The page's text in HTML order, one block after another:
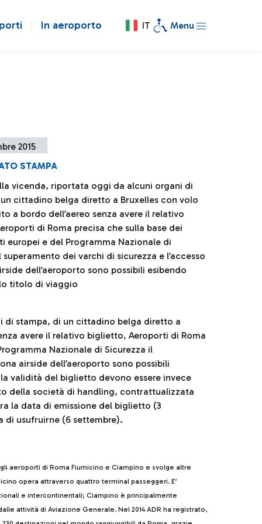
In aeroporto IT Menu
2015
STAMPA
vicenda, riportata oggi da alcuni organi di
cittadino belga diretto a Bruxelles con volo
a bordo dell’aereo senza avere il relativo
di Roma precisa che sulla base dei
europei e del Programma Nazionale di
superamento dei varchi di sicurezza e l’accesso
dell’aeroporto sono possibili esibendo
titolo di viaggio
stampa, di un cittadino belga diretto a
avere il relativo biglietto, Aeroporti di Roma
Nazionale di Sicurezza il
airside dell’aeroporto sono possibili
validità del biglietto devono essere invece
della società di handling, contrattualizzata
la data di emissione del biglietto (3
di usufruirne (6 settembre).
aeroporti di Roma Fiumicino e Ciampino e svolge altre
opera attraverso quattro terminal passeggeri. E’
e intercontinentali; Ciampino è principalmente
attività di Aviazione Generale. Nel 2014 ADR ha registrato,